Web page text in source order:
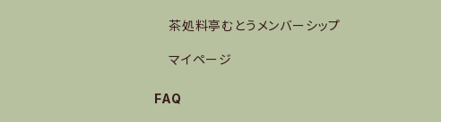
茶処料亭むとうメンバーシップ
マイページ
FAQ